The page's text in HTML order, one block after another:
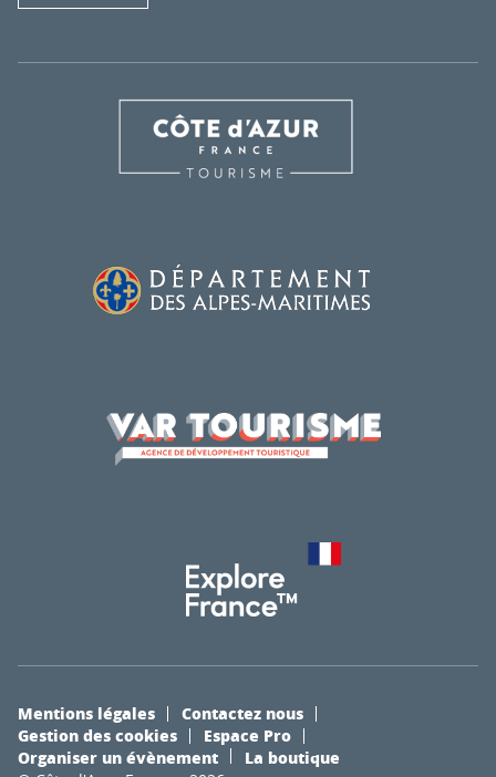
Mentions légales
Contactez nous
Gestion des cookies
Espace Pro
Organiser un évènement
La boutique